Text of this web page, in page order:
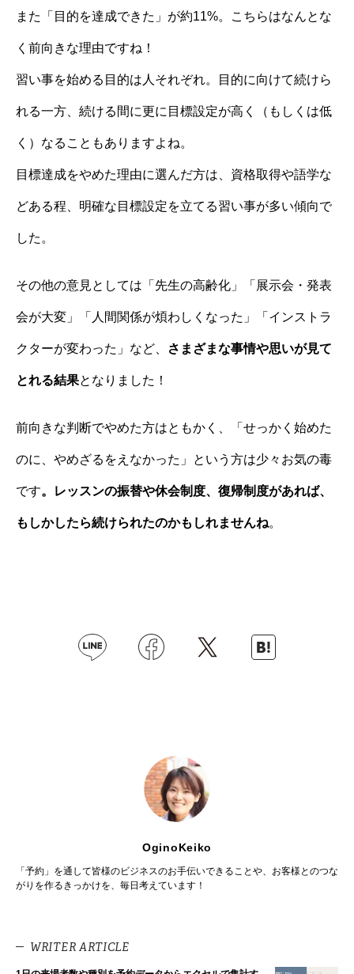
また「目的を達成できた」が約11%。こちらはなんとな
く前向きな理由ですね！
習い事を始める目的は人それぞれ。目的に向けて続けら
れる一方、続ける間に更に目標設定が高く（もしくは低
く）なることもありますよね。
目標達成をやめた理由に選んだ方は、資格取得や語学な
どある程、明確な目標設定を立てる習い事が多い傾向で
した。
その他の意見としては「先生の高齢化」「展示会・発表
会が大変」「人間関係が煩わしくなった」「インストラ
クターが変わった」など、 さまざまな事情や思いが見て
とれる結果となりました！
前向きな判断でやめた方はともかく、「せっかく始めた
のに、やめざるをえなかった」という方は少々お気の毒
です。レッスンの振替や休会制度、復帰制度があれば、
もしかしたら続けられたのかもしれませんね。
OginoKeiko
「予約」を通して皆様のビジネスのお手伝いできることや、お客様とのつな
がりを作るきっかけを、毎日考えています！
WRITER ARTICLE